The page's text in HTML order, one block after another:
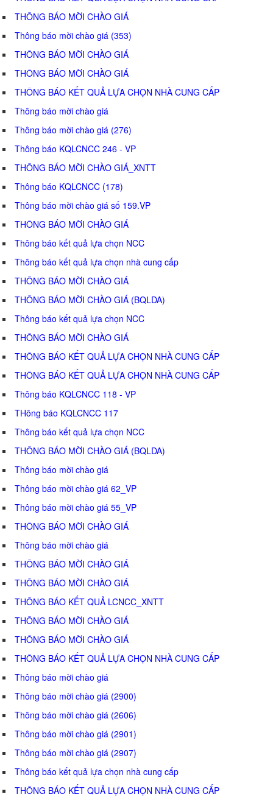
THÔNG BÁO MỜI CHÀO GIÁ
Thông báo mời chào giá (353)
THÔNG BÁO MỜI CHÀO GIÁ
THÔNG BÁO MỜI CHÀO GIÁ
THÔNG BÁO KẾT QUẢ LỰA CHỌN NHÀ CUNG CẤP
Thông báo mời chào giá
Thông báo mời chào giá (276)
Thông báo KQLCNCC 246 - VP
THÔNG BÁO MỜI CHÀO GIÁ_XNTT
Thông báo KQLCNCC (178)
Thông báo mời chào giá số 159.VP
THÔNG BÁO MỜI CHÀO GIÁ
Thông báo kết quả lựa chọn NCC
Thông báo kết quả lựa chọn nhà cung cấp
THÔNG BÁO MỜI CHÀO GIÁ
THÔNG BÁO MỜI CHÀO GIÁ (BQLDA)
Thông báo kết quả lựa chọn NCC
THÔNG BÁO MỜI CHÀO GIÁ
THÔNG BÁO KẾT QUẢ LỰA CHỌN NHÀ CUNG CẤP
THÔNG BÁO KẾT QUẢ LỰA CHỌN NHÀ CUNG CẤP
Thông báo KQLCNCC 118 - VP
THông báo KQLCNCC 117
Thông báo kết quả lựa chọn NCC
THÔNG BÁO MỜI CHÀO GIÁ (BQLDA)
Thông báo mời chào giá
Thông báo mời chào giá 62_VP
Thông báo mời chào giá 55_VP
THÔNG BÁO MỜI CHÀO GIÁ
Thông báo mời chào giá
THÔNG BÁO MỜI CHÀO GIÁ
THÔNG BÁO MỜI CHÀO GIÁ
THÔNG BÁO KẾT QUẢ LCNCC_XNTT
THÔNG BÁO MỜI CHÀO GIÁ
THÔNG BÁO MỜI CHÀO GIÁ
THÔNG BÁO KẾT QUẢ LỰA CHỌN NHÀ CUNG CẤP
Thông báo mời chào giá
Thông báo mời chào giá (2900)
Thông báo mời chào giá (2606)
Thông báo mời chào giá (2901)
Thông báo mời chào giá (2907)
Thông báo kết quả lựa chọn nhà cung cấp
THÔNG BÁO KẾT QUẢ LỰA CHỌN NHÀ CUNG CẤP